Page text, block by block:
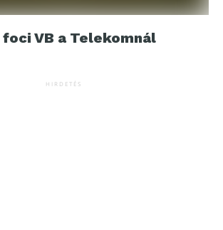
VB a Telekomnál
HIRDETÉS